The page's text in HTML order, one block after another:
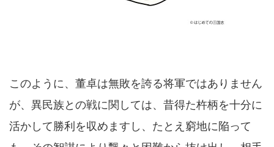
このように、董卓は無敗を誇る将軍ではありません
が、異民族との戦に関しては、昔得た杵柄を十分に
活かして勝利を収めますし、たとえ窮地に陥って